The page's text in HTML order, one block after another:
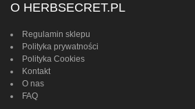
O HERBSECRET.PL
Regulamin sklepu
Polityka prywatności
Polityka Cookies
Kontakt
O nas
FAQ